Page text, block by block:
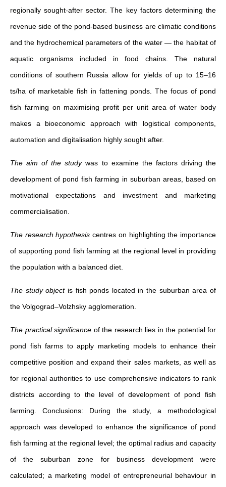
regionally sought-after sector. The key factors determining the
revenue side of the pond-based business are climatic conditions
and the hydrochemical parameters of the water — the habitat of
aquatic organisms included in food chains. The natural
conditions of southern Russia allow for yields of up to 15–16
ts/ha of marketable fish in fattening ponds. The focus of pond
fish farming on maximising profit per unit area of water body
makes a bioeconomic approach with logistical components,
automation and digitalisation highly sought after.
The aim of the studywas to examine the factors driving the
development of pond fish farming in suburban areas, based on
motivational expectations and investment and marketing
commercialisation.
The research hypothesis centres on highlighting the importance
of supporting pond fish farming at the regional level in providing
the population with a balanced diet.
The study objectis fish ponds located in the suburban area of
the Volgograd–Volzhsky agglomeration.
The practical significance of the research lies in the potential for
pond fish farms to apply marketing models to enhance their
competitive position and expand their sales markets, as well as
for regional authorities to use comprehensive indicators to rank
districts according to the level of development of pond fish
farming. Conclusions: During the study, a methodological
approach was developed to enhance the significance of pond
fish farming at the regional level; the optimal radius and capacity
of the suburban zone for business development were
calculated; a marketing model of entrepreneurial behaviour in